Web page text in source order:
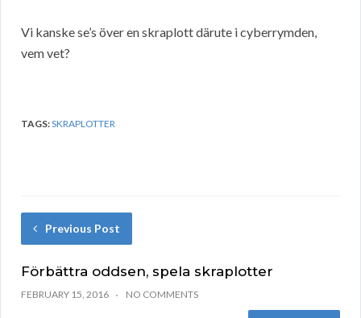
Vi kanske se’s över en skraplott därute i cyberrymden,
vem vet?
TAGS:SKRAPLOTTER
Previous Post
Förbättra oddsen, spela skraplotter
FEBRUARY 15, 2016 NO COMMENTS